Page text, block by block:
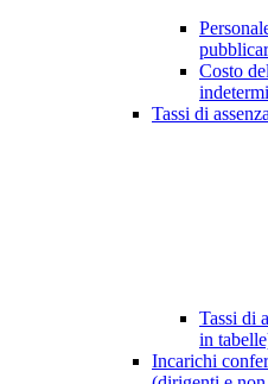
Costo
Tassi di assenza
Tassi di
in
Incarichi